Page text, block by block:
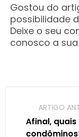
Gostou do
possibilidade
Deixe o seu
conosco a
ARTIGO
Afinal,